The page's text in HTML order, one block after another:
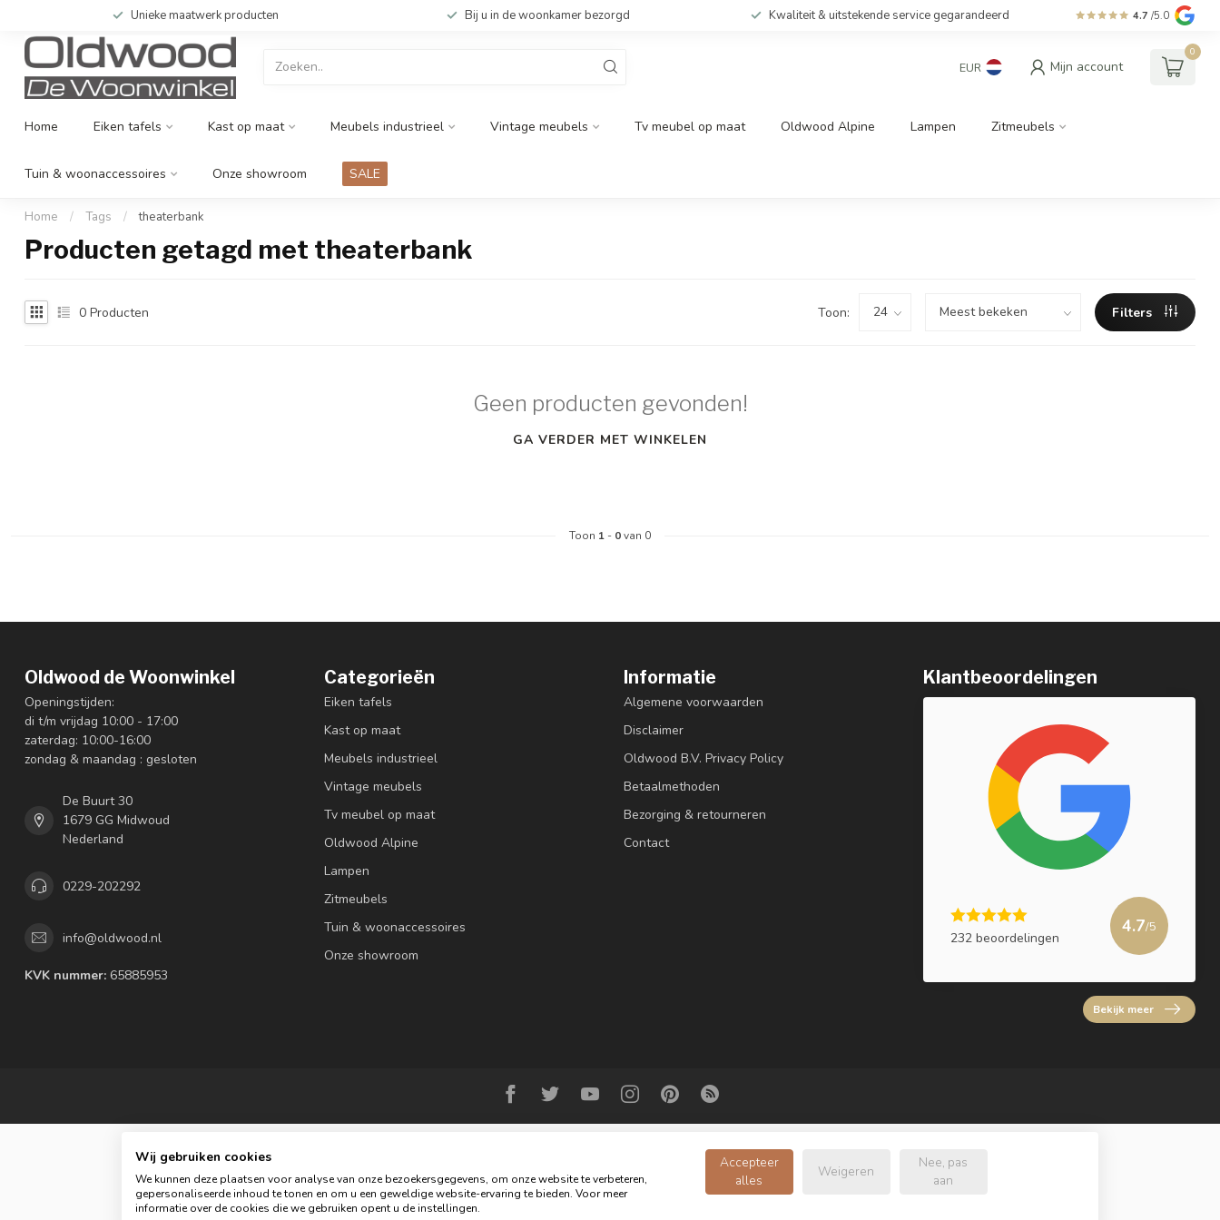
Unieke maatwerk producten Bij u in de woonkamer bezorgd Kwaliteit & uitstekende service gegarandeerd 4.7 /5.0
EUR Mijn account
0
Home Eiken tafels Kast op maat Meubels industrieel Vintage meubels Tv meubel op maat Oldwood Alpine Lampen Zitmeubels
Tuin & woonaccessoires Onze showroom SALE
Home / Tags / theaterbank
Producten getagd met theaterbank
0 Producten Toon: Filters
Geen producten gevonden!
GA VERDER MET WINKELEN
Toon 1 - 0van 0
Oldwood de Woonwinkel
Openingstijden:
di t/m vrijdag 10:00 - 17:00
zaterdag: 10:00-16:00
zondag & maandag : gesloten
De Buurt 30
1679 GG Midwoud
Nederland
0229-202292
info@oldwood.nl
KVK nummer: 65885953
Categorieën
Eiken tafels
Kast op maat
Meubels industrieel
Vintage meubels
Tv meubel op maat
Oldwood Alpine
Lampen
Zitmeubels
Tuin & woonaccessoires
Onze showroom
Informatie
Algemene voorwaarden
Disclaimer
Oldwood B.V. Privacy Policy
Betaalmethoden
Bezorging & retourneren
Contact
Klantbeoordelingen
232 beoordelingen
4.7/5
Bekijk meer
© Copyright 2026 Oldwood de Woonwinkel - Powered by
Wij gebruiken cookies
We kunnen deze plaatsen voor analyse van onze bezoekersgegevens, om onze website te verbeteren,
gepersonaliseerde inhoud te tonen en om u een geweldige website-ervaring te bieden. Voor meer
informatie over de cookies die we gebruiken opent u de instellingen.
Accepteer
alles
Weigeren
Nee, pas
aan